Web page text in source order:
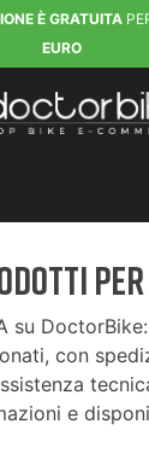
È GRATUITA
EURO
per
su
con
e